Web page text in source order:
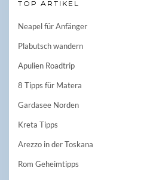
TOP ARTIKEL
Neapel für Anfänger
Plabutsch wandern
Apulien Roadtrip
8 Tipps für Matera
Gardasee Norden
Kreta Tipps
Arezzo in der Toskana
Rom Geheimtipps